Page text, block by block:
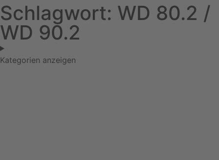
Schlagwort: WD 80.2 /
WD 90.2
Kategorien anzeigen